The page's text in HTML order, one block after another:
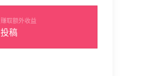
Dell Inspiron 15 3510 GD
M53 LA-L244P REV 1.0
戴尔笔记本主板原理图
记
赚取额外收益
投稿